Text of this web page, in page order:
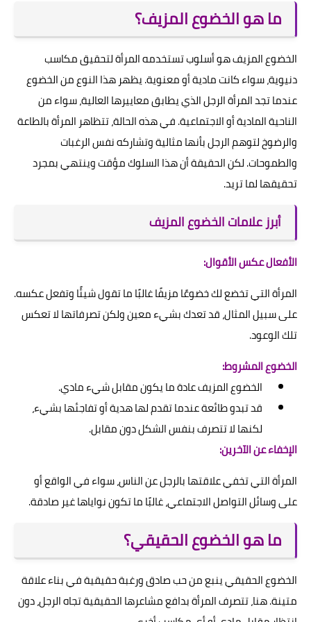
ما هو الخضوع المزيف؟
الخضوع المزيف هو أسلوب تستخدمه المرأة لتحقيق مكاسب
دنيوية، سواء كانت مادية أو معنوية. يظهر هذا النوع من الخضوع
عندما تجد المرأة الرجل الذي يطابق معاييرها العالية، سواء من
الناحية المادية أو الاجتماعية. في هذه الحالة، تتظاهر المرأة بالطاعة
والرضوخ لتوهم الرجل بأنها مثالية وتشاركه نفس الرغبات
والطموحات. لكن الحقيقة أن هذا السلوك مؤقت وينتهي بمجرد
تحقيقها لما تريد.
أبرز علامات الخضوع المزيف
الأفعال عكس الأقوال:
المرأة التي تخضع لك خضوعًا مزيفًا غالبًا ما تقول شيئًا وتفعل عكسه.
على سبيل المثال، قد تعدك بشيء معين ولكن تصرفاتها لا تعكس
تلك الوعود.
الخضوع المشروط:
الخضوع المزيف عادة ما يكون مقابل شيء مادي.
قد تبدو طائعة عندما تقدم لها هدية أو تفاجئها بشيء،
لكنها لا تتصرف بنفس الشكل دون مقابل.
الإخفاء عن الآخرين:
المرأة التي تخفي علاقتها بالرجل عن الناس، سواء في الواقع أو
على وسائل التواصل الاجتماعي، غالبًا ما تكون نواياها غير صادقة.
ما هو الخضوع الحقيقي؟
الخضوع الحقيقي ينبع من حب صادق ورغبة حقيقية في بناء علاقة
متينة. هنا، تتصرف المرأة بدافع مشاعرها الحقيقية تجاه الرجل، دون